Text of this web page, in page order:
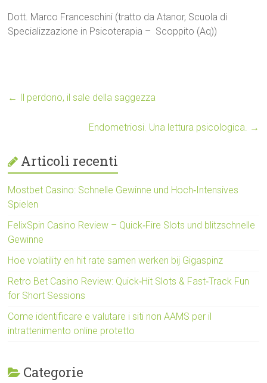
Dott. Marco Franceschini (tratto da Atanor, Scuola di
Specializzazione in Psicoterapia – Scoppito (Aq))
← Il perdono, il sale della saggezza
Endometriosi. Una lettura psicologica. →
Articoli recenti
Mostbet Casino: Schnelle Gewinne und Hoch‑Intensives
Spielen
FelixSpin Casino Review – Quick‑Fire Slots und blitzschnelle
Gewinne
Hoe volatility en hit rate samen werken bij Gigaspinz
Retro Bet Casino Review: Quick‑Hit Slots & Fast‑Track Fun
for Short Sessions
Come identificare e valutare i siti non AAMS per il
intrattenimento online protetto
Categorie